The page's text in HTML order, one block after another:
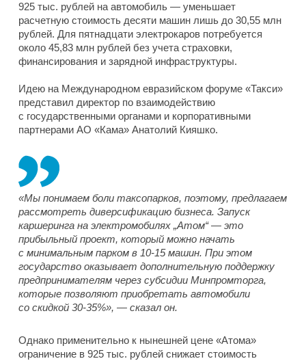
925 тыс. рублей на автомобиль — уменьшает
расчетную стоимость десяти машин лишь до 30,55 млн
рублей. Для пятнадцати электрокаров потребуется
около 45,83 млн рублей без учета страховки,
финансирования и зарядной инфраструктуры.
Идею на Международном евразийском форуме «Такси»
представил директор по взаимодействию
с государственными органами и корпоративными
партнерами АО «Кама» Анатолий Кияшко.
«Мы понимаем боли таксопарков, поэтому, предлагаем
рассмотреть диверсификацию бизнеса. Запуск
каршеринга на электромобилях „Атом“ — это
прибыльный проект, который можно начать
с минимальным парком в 10-15 машин. При этом
государство оказывает дополнительную поддержку
предпринимателям через субсидии Минпромторга,
которые позволяют приобретать автомобили
со скидкой 30-35%», — сказал он.
Однако применительно к нынешней цене «Атома»
ограничение в 925 тыс. рублей снижает стоимость